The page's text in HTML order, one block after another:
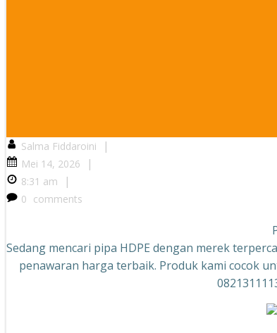
Salma Fiddaroini |
Mei 14, 2026 |
8:31 am |
0 comments
Sedang mencari pipa HDPE dengan merek
penawaran harga terbaik. Produk kami cocok